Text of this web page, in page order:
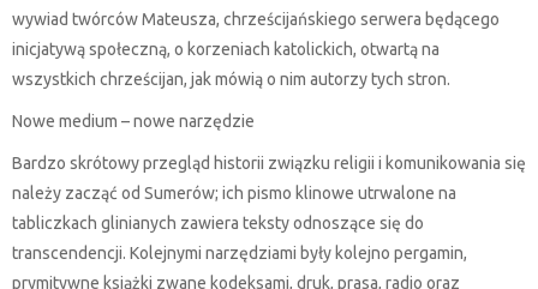
wywiad twórców Mateusza, chrześcijańskiego serwera będącego
inicjatywą społeczną, o korzeniach katolickich, otwartą na
wszystkich chrześcijan, jak mówią o nim autorzy tych stron.
Nowe medium – nowe narzędzie
Bardzo skrótowy przegląd historii związku religii i komunikowania się
należy zacząć od Sumerów; ich pismo klinowe utrwalone na
tabliczkach glinianych zawiera teksty odnoszące się do
transcendencji. Kolejnymi narzędziami były kolejno pergamin,
prymitywne książki zwane kodeksami, druk, prasa, radio oraz